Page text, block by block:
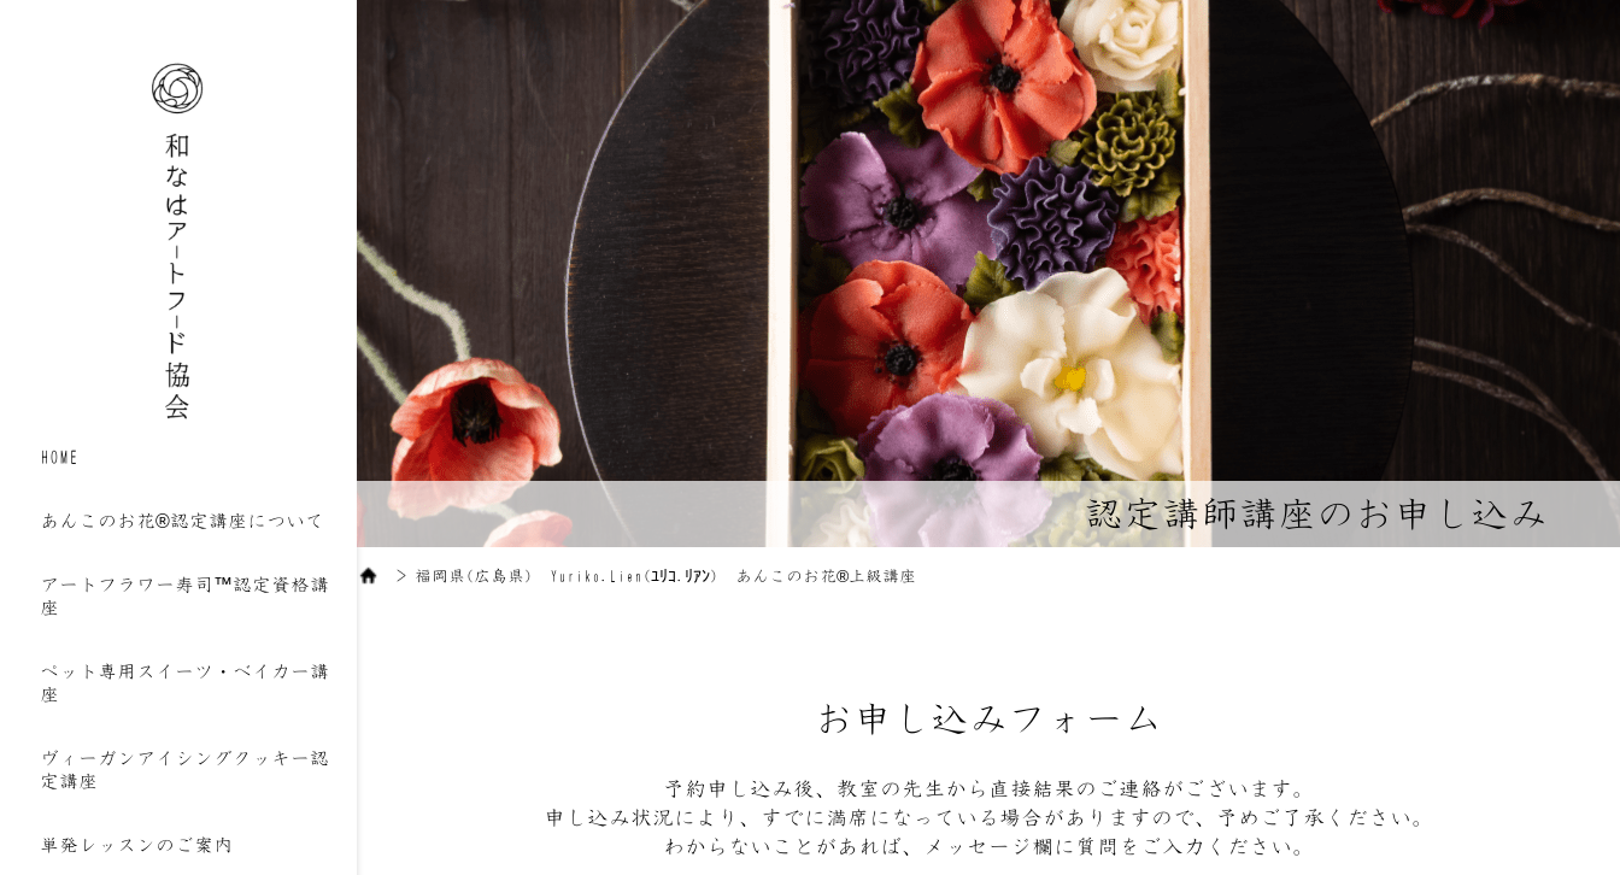
HOME
あんこのお花®認定講座について
アートフラワー寿司™認定資格講
座
ペット専用スイーツ・ベイカー講
座
ヴィーガンアイシングクッキー認
定講座
単発レッスンのご案内
認定講師講座のお申し込み
＞ 福岡県(広島県) Yuriko.Lien(ﾕﾘｺ.ﾘｱﾝ) あんこのお花®上級講座
お申し込みフォーム
予約申し込み後、教室の先生から直接結果のご連絡がございます。
申し込み状況により、すでに満席になっている場合がありますので、予めご了承ください。
わからないことがあれば、メッセージ欄に質問をご入力ください。